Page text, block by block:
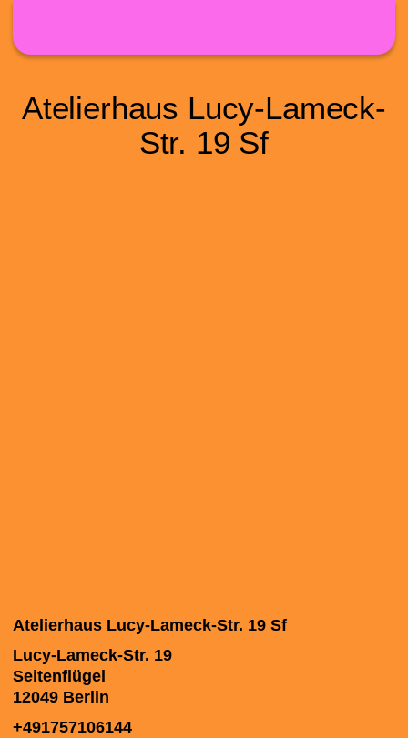
Atelierhaus Lucy-Lameck-
Str. 19 Sf
Atelierhaus Lucy-Lameck-Str. 19 Sf
Lucy-Lameck-Str. 19
Seitenflügel
12049 Berlin
+491757106144